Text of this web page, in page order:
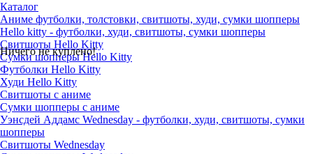
Ничего не куплено!
Каталог
Аниме футболки, толстовки, свитшоты, худи, сумки шопперы
Hello kitty - футболки, худи, свитшоты, сумки шопперы
Свитшоты Hello Kitty
Сумки шопперы Hello Kitty
Футболки Hello Kitty
Худи Hello Kitty
Свитшоты с аниме
Сумки шопперы с аниме
Уэнсдей Аддамс Wednesday - футболки, худи, свитшоты, сумки
шопперы
Свитшоты Wednesday